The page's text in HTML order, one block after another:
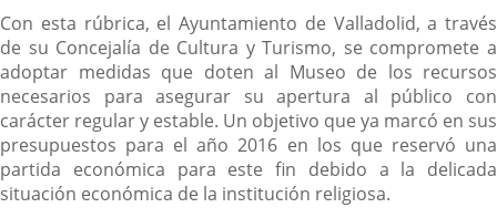
Con esta rúbrica, el Ayuntamiento de Valladolid, a través
de su Concejalía de Cultura y Turismo, se compromete a
adoptar medidas que doten al Museo de los recursos
necesarios para asegurar su apertura al público con
carácter regular y estable. Un objetivo que ya marcó en sus
presupuestos para el año 2016 en los que reservó una
partida económica para este fin debido a la delicada
situación económica de la institución religiosa.